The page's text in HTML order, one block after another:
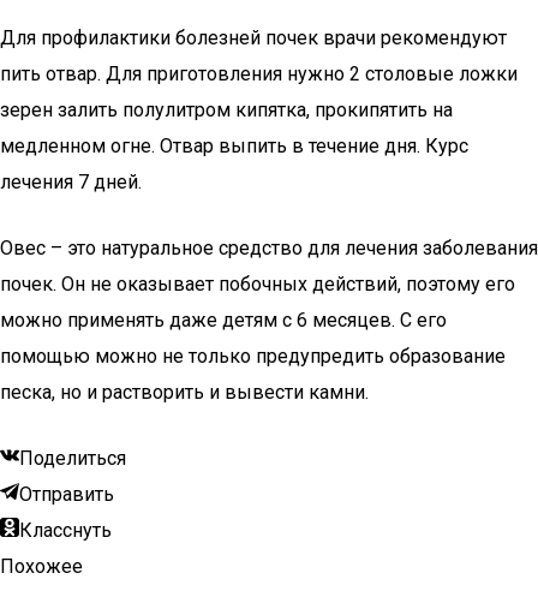
Для профилактики болезней почек врачи рекомендуют
пить отвар. Для приготовления нужно 2 столовые ложки
зерен залить полулитром кипятка, прокипятить на
медленном огне. Отвар выпить в течение дня. Курс
лечения 7 дней.
Овес – это натуральное средство для лечения заболевания
почек. Он не оказывает побочных действий, поэтому его
можно применять даже детям с 6 месяцев. С его
помощью можно не только предупредить образование
песка, но и растворить и вывести камни.
Поделиться
Отправить
Класснуть
Похожее